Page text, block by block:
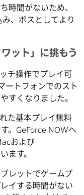
時間がないため、
、ボスとしてより
ット」に挑もう
チ操作でプレイ可
ートフォンでのスト
すくなりました。
た基本プレイ無料
。GeForce NOWへ
および
ます。
レットでゲームプ
イする時間がない